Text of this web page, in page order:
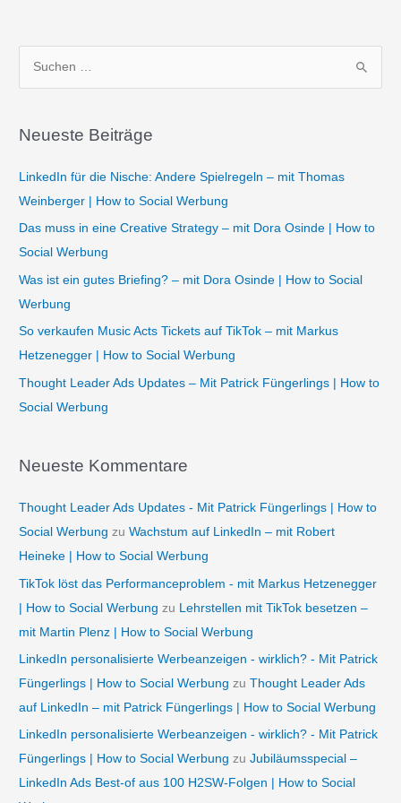
h
h
:
Neueste Beiträge
LinkedIn für die Nische: Andere Spielregeln – mit Thomas
Weinberger | How to Social Werbung
Das muss in eine Creative Strategy – mit Dora Osinde | How to
Social Werbung
Was ist ein gutes Briefing? – mit Dora Osinde | How to Social
Werbung
So verkaufen Music Acts Tickets auf TikTok – mit Markus
Hetzenegger | How to Social Werbung
Thought Leader Ads Updates – Mit Patrick Füngerlings | How to
Social Werbung
Neueste Kommentare
Thought Leader Ads Updates - Mit Patrick Füngerlings | How to
Social Werbung zuWachstum auf LinkedIn – mit Robert
Heineke | How to Social Werbung
TikTok löst das Performanceproblem - mit Markus Hetzenegger
| How to Social Werbung zu Lehrstellen mit TikTok besetzen –
mit Martin Plenz | How to Social Werbung
LinkedIn personalisierte Werbeanzeigen - wirklich? - Mit Patrick
Füngerlings | How to Social Werbung zuThought Leader Ads
auf LinkedIn – mit Patrick Füngerlings | How to Social Werbung
LinkedIn personalisierte Werbeanzeigen - wirklich? - Mit Patrick
Füngerlings | How to Social Werbung zuJubiläumsspecial –
LinkedIn Ads Best-of aus 100 H2SW-Folgen | How to Social